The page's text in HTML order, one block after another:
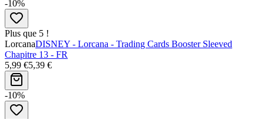
-10%
Plus que 5 !
LorcanaDISNEY - Lorcana - Trading Cards Booster Sleeved
Chapitre 13 - FR
5,99 €5,39 €
-10%